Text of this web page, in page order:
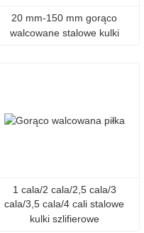
20 mm-150 mm gorąco
walcowane stalowe kulki
1 cala/2 cala/2,5 cala/3
cala/3,5 cala/4 cali stalowe
kulki szlifierowe